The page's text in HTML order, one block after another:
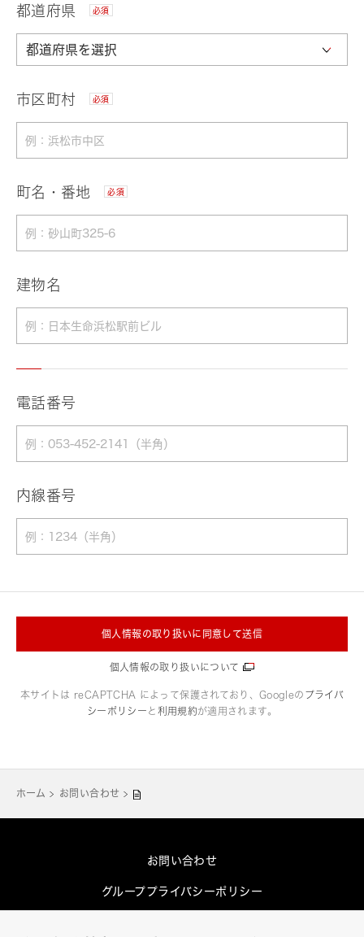
都道府県 必須
市区町村 必須
町名・番地 必須
建物名
電話番号
内線番号
個人情報の取り扱いに同意して送信
個人情報の取り扱いについて
本サイトは reCAPTCHA によって保護されており、Googleの プライバ
シーポリシー と 利用規約が適用されます。
ホーム お問い合わせ
お問い合わせ
グループプライバシーポリシー